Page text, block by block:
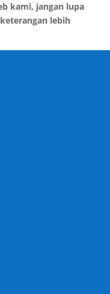
kami, jangan lupa
lebih